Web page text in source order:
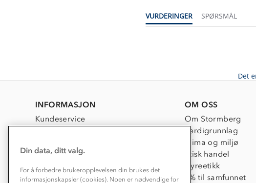
VURDERINGER
SPØRSMÅL
Det
INFORMASJON
Kundeservice
Kundeklubb
Våre butikker
Bedrift, barnehage og SFO
OM OSS
Om Stormberg
Verdigrunnlag
Klima og miljø
Etisk handel
Dyreetikk
1% til samfunnet
Din data, ditt valg.
For å forbedre brukeropplevelsen din brukes det
informasjonskapsler (cookies). Noen er nødvendige for